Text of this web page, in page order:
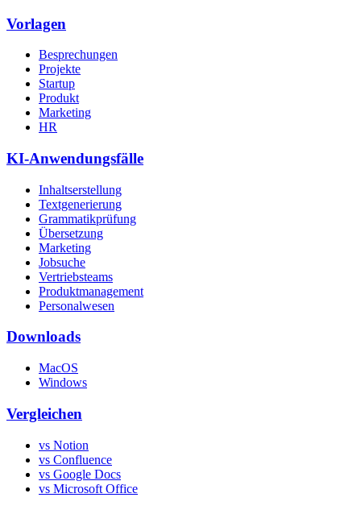
Vorlagen
Besprechungen
Projekte
Startup
Produkt
Marketing
HR
KI-Anwendungsfälle
Inhaltserstellung
Textgenerierung
Grammatikprüfung
Übersetzung
Marketing
Jobsuche
Vertriebsteams
Produktmanagement
Personalwesen
Downloads
MacOS
Windows
Vergleichen
vs Notion
vs Confluence
vs Google Docs
vs Microsoft Office